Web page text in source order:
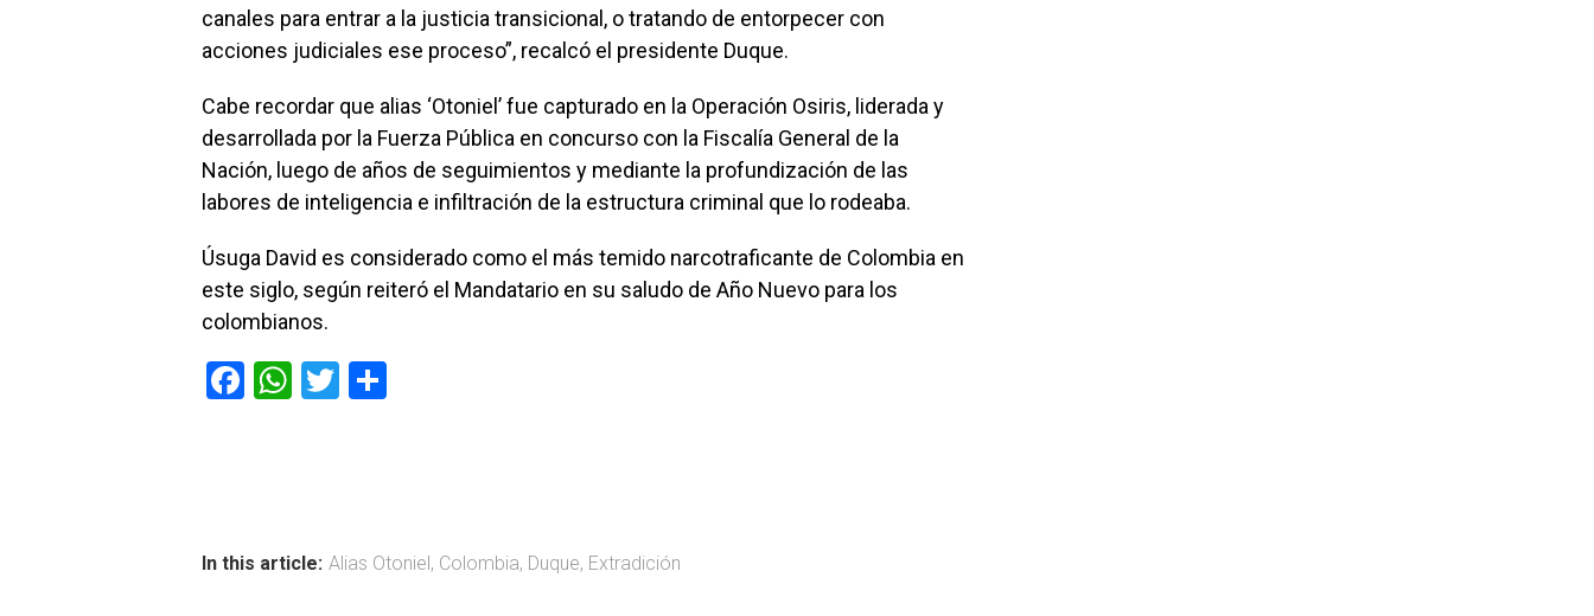
canales para entrar a la justicia transicional, o tratando de entorpecer con
acciones judiciales ese proceso”, recalcó el presidente Duque.
Cabe recordar que alias ‘Otoniel’ fue capturado en la Operación Osiris, liderada y
desarrollada por la Fuerza Pública en concurso con la Fiscalía General de la
Nación, luego de años de seguimientos y mediante la profundización de las
labores de inteligencia e infiltración de la estructura criminal que lo rodeaba.
Úsuga David es considerado como el más temido narcotraficante de Colombia en
este siglo, según reiteró el Mandatario en su saludo de Año Nuevo para los
colombianos.
F
ok
W
p
T
tir
In this article: Alias Otoniel, Colombia, Duque, Extradición